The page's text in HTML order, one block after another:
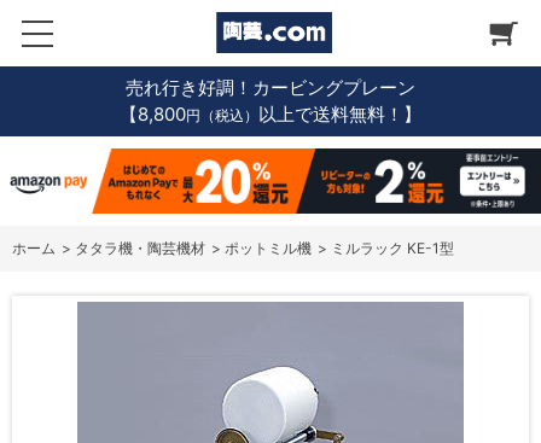
売れ行き好調！カービングプレーン
【8,800円（税込） 以上で送料無料！】
ホーム > タタラ機・陶芸機材 > ポットミル機 > ミルラック KE-1型